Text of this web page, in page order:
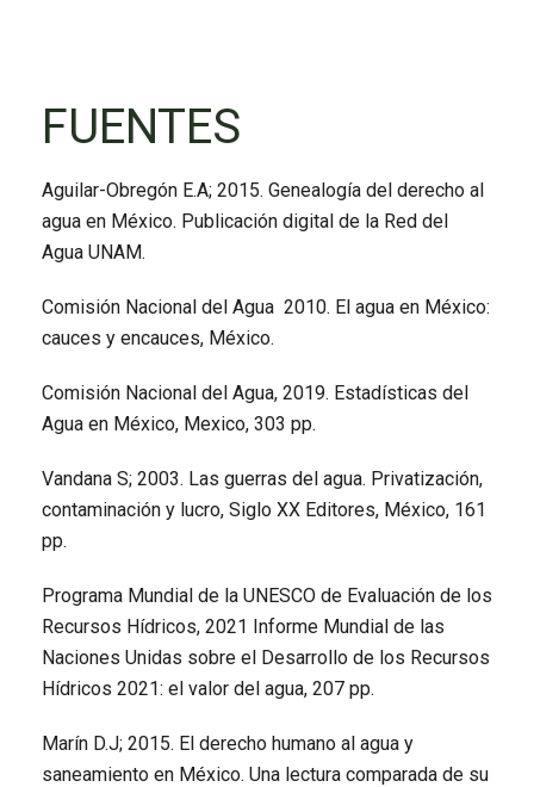
FUENTES
Aguilar-Obregón E.A; 2015. Genealogía del derecho al
agua en México. Publicación digital de la Red del
Agua UNAM.
Comisión Nacional del Agua 2010. El agua en México:
cauces y encauces, México.
Comisión Nacional del Agua, 2019. Estadísticas del
Agua en México, Mexico, 303 pp.
Vandana S; 2003. Las guerras del agua. Privatización,
contaminación y lucro, Siglo XX Editores, México, 161
pp.
Programa Mundial de la UNESCO de Evaluación de los
Recursos Hídricos, 2021 Informe Mundial de las
Naciones Unidas sobre el Desarrollo de los Recursos
Hídricos 2021: el valor del agua, 207 pp.
Marín D.J; 2015. El derecho humano al agua y
saneamiento en México. Una lectura comparada de su